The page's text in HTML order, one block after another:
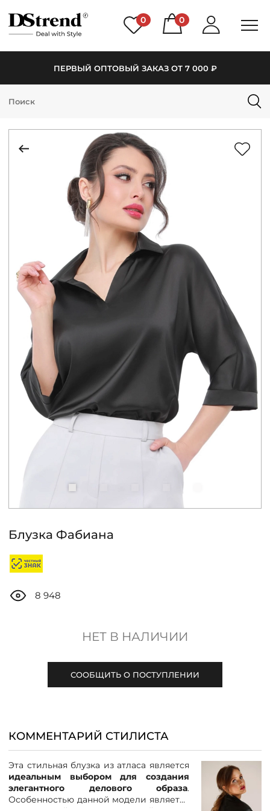
0 0
ПЕРВЫЙ ОПТОВЫЙ ЗАКАЗ ОТ 7 000 ₽
КАТАЛОГ
НОВИНКИ
PREMIUM
РАСПРОДАЖА
КОНТАКТЫ
ЖУРНАЛ
О НАС
СКИДКИ
ЧАСТО ЗАДАВАЕМЫЕ ВОПРОСЫ
РОЗНИЧНЫМ ПОКУПАТЕЛЯМ
ДОСТАВКА
MANAGER@DSTREND.RU
ЗАКАЗАТЬ ЗВОНОК
Блузка Фабиана
8 948
НЕТ В НАЛИЧИИ
СООБЩИТЬ О ПОСТУПЛЕНИИ
КОММЕНТАРИЙ СТИЛИСТА
Эта стильная блузка из атласа является
идеальным выбором для создания
элегантного делового образа.
Особенностью данной модели является